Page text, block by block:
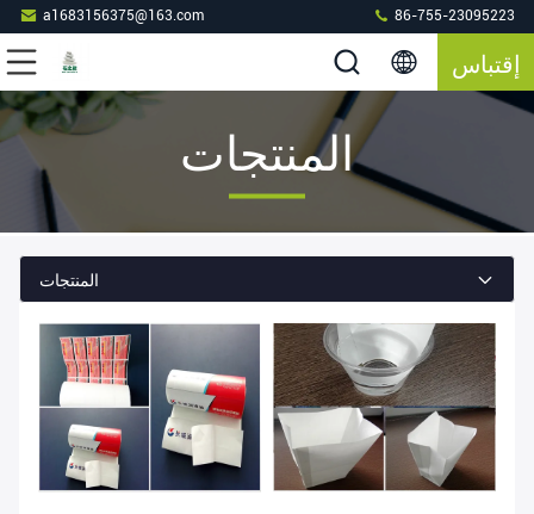
a1683156375@163.com 86-755-23095223
إقتباس
المنتجات
المنتجات